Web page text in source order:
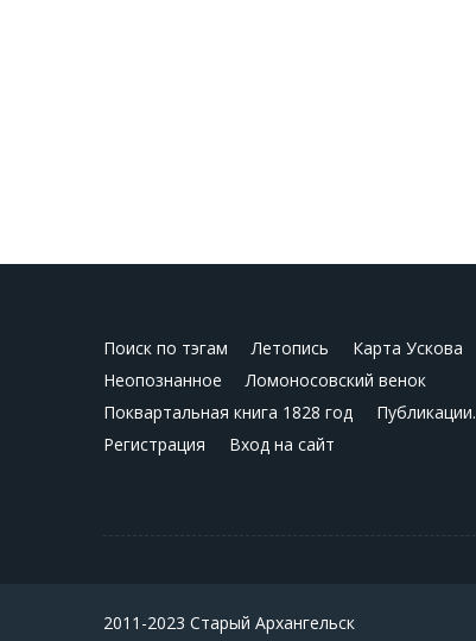
Поиск по тэгам Летопись
Карта Ускова
Неопознанное
Ломоносовский венок
Поквартальная книга 1828 год
Публикации.
Регистрация
Вход на сайт
2011-2023 Старый Архангельск